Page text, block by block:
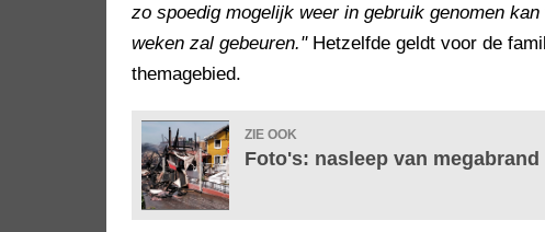
zo spoedig mogelijk weer in gebruik genomen
weken zal gebeuren."Hetzelfde geldt voor de
themagebied.
ZIE OOK
Foto's: nasleep van